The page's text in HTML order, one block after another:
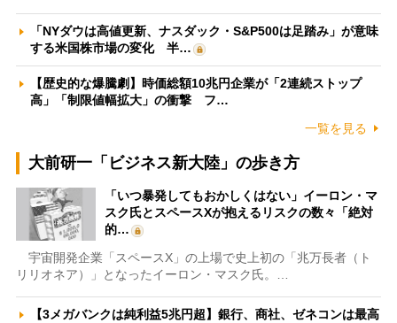
「NYダウは高値更新、ナスダック・S&P500は足踏み」が意味
する米国株市場の変化 半…
【歴史的な爆騰劇】時価総額10兆円企業が「2連続ストップ
高」「制限値幅拡大」の衝撃 フ…
一覧を見る
大前研一「ビジネス新大陸」の歩き方
「いつ暴発してもおかしくはない」イーロン・マ
スク氏とスペースXが抱えるリスクの数々「絶対
的…
宇宙開発企業「スペースX」の上場で史上初の「兆万長者（ト
リリオネア）」となったイーロン・マスク氏。…
【3メガバンクは純利益5兆円超】銀行、商社、ゼネコンは最高